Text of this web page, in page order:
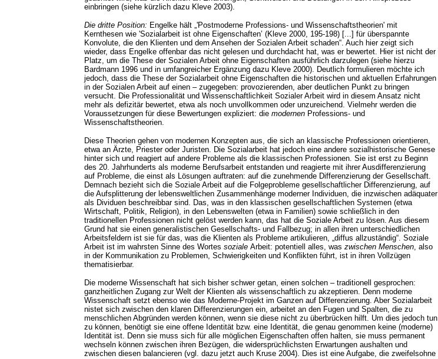
einbringen (siehe kürzlich dazu Kleve 2003).
Die dritte Position: Engelke hält „'Postmoderne Professions- und Wissenschaftstheorien' mit
Kernthesen wie 'Sozialarbeit ist ohne Eigenschaften’ (Kleve 2000, 195-198) [...] für überspannte
Konvolute, die den Klienten und dem Ansehen der Sozialen Arbeit schaden“. Auch hier zeigt sich
wieder, dass Engelke offenbar das nicht gelesen und durchdacht hat, was er bewertet. Hier ist nicht der
Platz, um die These der Sozialen Arbeit ohne Eigenschaften ausführlich darzulegen (siehe hierzu
Bardmann 1996 und in umfangreicher Ergänzung dazu Kleve 2000). Deutlich formulieren möchte ich
jedoch, dass die These der Sozialarbeit ohne Eigenschaften die historischen und aktuellen Erfahrungen
in der Sozialen Arbeit auf einen – zugegeben: provozierenden, aber deutlichen Punkt zu bringen
versucht. Die Professionalität und Wissenschaftlichkeit Sozialer Arbeit wird in diesem Ansatz nicht
mehr als defizitär bewertet, etwa als noch unvollkommen oder unzureichend. Vielmehr werden die
Voraussetzungen für diese Bewertungen expliziert: die modernen Professions- und
Wissenschaftstheorien.
Diese Theorien gehen von modernen Konzepten aus, die sich an klassische Professionen orientieren,
etwa an Ärzte, Priester oder Juristen. Die Sozialarbeit hat jedoch eine andere sozialhistorische Genese
hinter sich und reagiert auf andere Probleme als die klassischen Professionen. Sie ist erst zu Beginn
des 20. Jahrhunderts als moderne Berufsarbeit entstanden und reagierte mit ihrer Ausdifferenzierung
auf Probleme, die einst als Lösungen auftraten: auf die zunehmende Differenzierung der Gesellschaft.
Demnach bezieht sich die Soziale Arbeit auf die Folgeprobleme gesellschaftlicher Differenzierung, auf
die Aufsplitterung der lebensweltlichen Zusammenhänge moderner Individuen, die inzwischen adäquater
als Dividuen beschreibbar sind. Das, was in den klassischen gesellschaftlichen Systemen (etwa
Wirtschaft, Politik, Religion), in den Lebenswelten (etwa in Familien) sowie schließlich in den
traditionellen Professionen nicht gelöst werden kann, das hat die Soziale Arbeit zu lösen. Aus diesem
Grund hat sie einen generalistischen Gesellschafts- und Fallbezug; in allen ihren unterschiedlichen
Arbeitsfeldern ist sie für das, was die Klienten als Probleme artikulieren, „diffus allzuständig“. Soziale
Arbeit ist im wahrsten Sinne des Wortes soziale Arbeit: potentiell alles, was zwischen Menschen, also
in der Kommunikation zu Problemen, Schwierigkeiten und Konflikten führt, ist in ihren Vollzügen
thematisierbar.
Die moderne Wissenschaft hat sich bisher schwer getan, einen solchen – traditionell gesprochen:
ganzheitlichen Zugang zur Welt der Klienten als wissenschaftlich zu akzeptieren. Denn moderne
Wissenschaft setzt ebenso wie das Moderne-Projekt im Ganzen auf Differenzierung. Aber Sozialarbeit
nistet sich zwischen den klaren Differenzierungen ein, arbeitet an den Fugen und Spalten, die zu
menschlichen Abgründen werden können, wenn sie diese nicht zu überbrücken hilft. Um dies jedoch tun
zu können, benötigt sie eine offene Identität bzw. eine Identität, die genau genommen keine (moderne)
Identität ist. Denn sie muss sich für alle möglichen Eigenschaften offen halten, sie muss permanent
wechseln können zwischen ihren Bezügen, die widersprüchlichsten Erwartungen aushalten und
zwischen diesen balancieren (vgl. dazu jetzt auch Kruse 2004). Dies ist eine Aufgabe, die zweifelsohne